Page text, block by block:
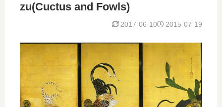
zu(Cuctus and Fowls)
2015-07-19
2017-06-10